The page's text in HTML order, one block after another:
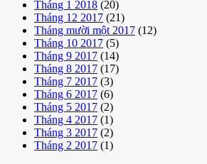
Tháng 1 2018 (20)
Tháng 12 2017 (21)
Tháng mười một 2017 (12)
Tháng 10 2017 (5)
Tháng 9 2017 (14)
Tháng 8 2017 (17)
Tháng 7 2017 (3)
Tháng 6 2017 (6)
Tháng 5 2017 (2)
Tháng 4 2017 (1)
Tháng 3 2017 (2)
Tháng 2 2017 (1)